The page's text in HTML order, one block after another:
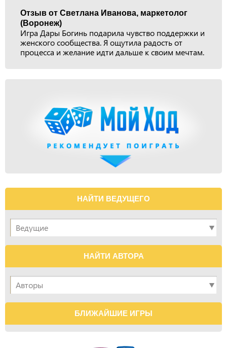
Отзыв от Светлана Иванова, маркетолог
(Воронеж)
Игра Дары Богинь подарила чувство поддержки и
женского сообщества. Я ощутила радость от
процесса и желание идти дальше к своим мечтам.
НАЙТИ ВЕДУЩЕГО
НАЙТИ АВТОРА
БЛИЖАЙШИЕ ИГРЫ